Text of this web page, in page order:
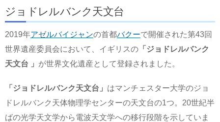
ジョドレルバンク天文台
2019年アゼルバイジャンの首都バクーで開催された第43回
世界遺産委員会において、イギリスの 「ジョドレルバンク
天文台 」 が世界文化遺産として登録されました。
「ジョドレルバンク天文台」 はマンチェスター大学のジョ
ドレルバンク天体物理学センターの天文台の1つ。20世紀半
ばの光学天文学から電波天文学への移行段階を示していま